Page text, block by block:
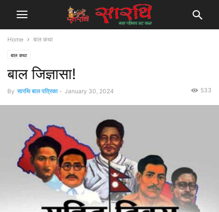
Home बाल कथा
बाल कथा
बाल जिज्ञासा!
By सारथि बाल पत्रिका - January 30, 2024 533